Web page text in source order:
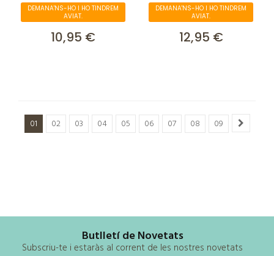
DEMANA'NS-HO I HO TINDREM
AVIAT.
10,95 €
DEMANA'NS-HO I HO TINDREM
AVIAT.
12,95 €
01 02 03 04 05 06 07 08 09
Butlletí de Novetats
Subscriu-te i estaràs al corrent de les nostres novetats